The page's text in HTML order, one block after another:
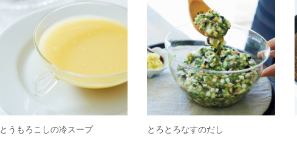
とうもろこしの冷スープ とろとろなすのだし